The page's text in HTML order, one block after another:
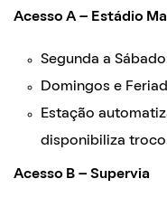
Acesso A – Estádio
Segunda a
Domingos e
Estação
disponibiliza
Acesso B – Supervia